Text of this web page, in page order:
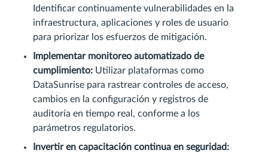
Identificar continuamente vulnerabilidades en la
infraestructura, aplicaciones y roles de usuario
para priorizar los esfuerzos de mitigación.
Implementar monitoreo automatizado de
cumplimiento: Utilizar plataformas como
DataSunrise para rastrear controles de acceso,
cambios en la configuración y registros de
auditoría en tiempo real, conforme a los
parámetros regulatorios.
Invertir en capacitación continua en seguridad: